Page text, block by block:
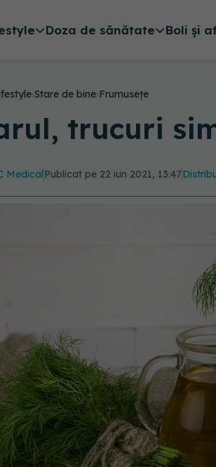
Doza de sănătate Boli și
›Stare de bine›Frumusețe
trucuri
Medical Publicat pe 22 iun 2021, 13:47